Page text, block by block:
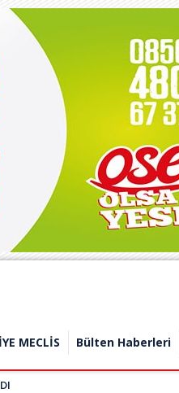
MECLİS Bülten Haberleri